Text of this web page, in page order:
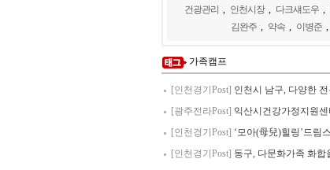
건광관리 인천시장 다크섀도우
김완주
약속 이병준
가족캠프
[인천경기Post] 인천시 남구, 다양한
[광주전라Post] 익산시건강가정지원
[인천경기Post] ‘모아(母兒)힐링’드림
[인천경기Post] 동구, 다문화가족 화합